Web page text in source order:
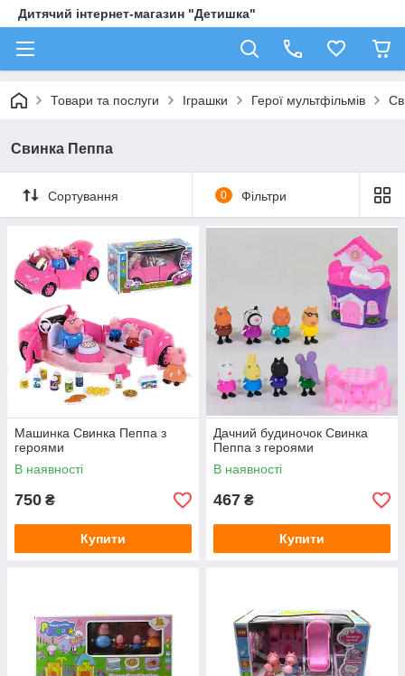
Дитячий інтернет-магазин "Детишка"
Товари та послуги Іграшки Герої мультфільмів
Свинка Пеппа
Сортування 0 Фільтри
Машинка Свинка Пеппа з
героями
В наявності
750 ₴
Купити
Дачний будиночок Свинка
Пеппа з героями
В наявності
467 ₴
Купити